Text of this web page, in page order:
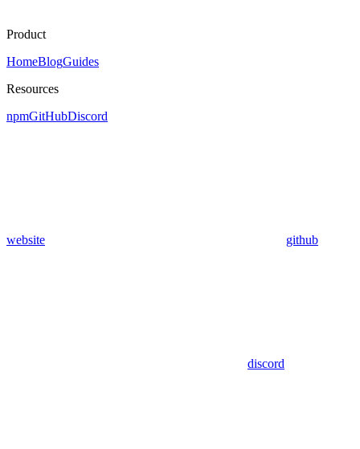
Product
HomeBlogGuides
Resources
npmGitHubDiscord
website github
discord